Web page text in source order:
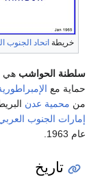
خريطة اتحاد الجنوب
سلطنة الحواشب هي
حماية مع
من محمية عدن
إمارات الجنوب
عام 1963.
تاريخ